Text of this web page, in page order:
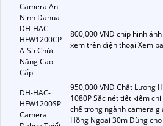
Camera An
Ninh Dahua
DH-HAC-
HFW1200CP-
A-S5 Chức
Năng Cao
Cấp
800,000 VNĐ chip hình
xem trên điện thoại Xem
DH-HAC-
HFW1200SP
Camera
950,000 VNĐ Chất Lượng
1080P Sắc nét tiết kiệm
chế trong ngành camera
Hồng Ngoại 30m Dùng